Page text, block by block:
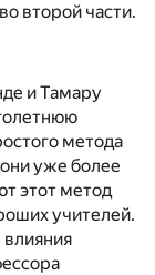
второй части.
и Тамару
метода
уже более
этот метод
учителей.
влияния